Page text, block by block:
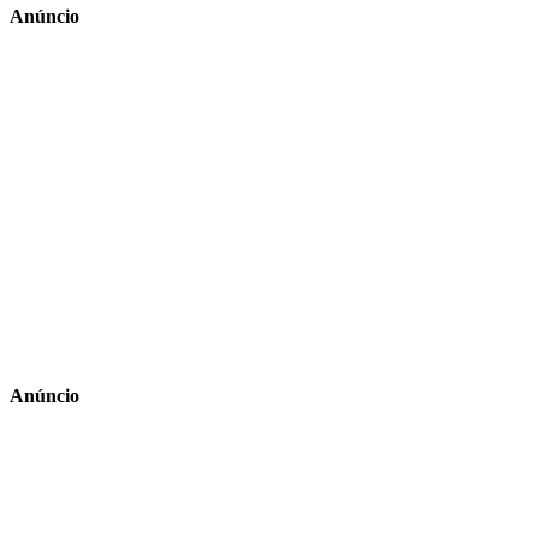
Anúncio
Anúncio